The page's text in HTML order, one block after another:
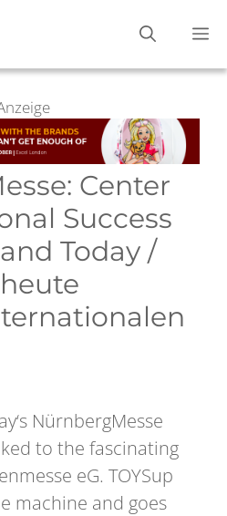
Center
Success
Today /
NürnbergMesse
to the fascinating
eG. TOYSup
machine and goes